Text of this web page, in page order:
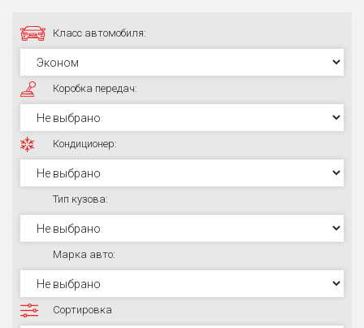
Класс автомобиля:
Коробка передач:
Кондиционер:
Тип кузова:
Марка авто:
Сортировка